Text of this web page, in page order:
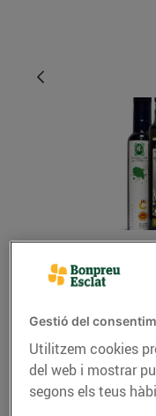
CONSELLS I
Els
15/de novembre/
Gestió del
Utilitzem cookies
del web i mostrar
segons els teus